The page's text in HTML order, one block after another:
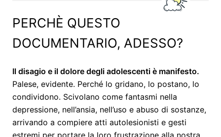
PERCHÈ QUESTO
DOCUMENTARIO, ADESSO?
Il disagio e il dolore degli adolescenti è manifesto.
Palese, evidente. Perché lo gridano, lo postano, lo
condividono. Scivolano come fantasmi nella
depressione, nell’ansia, nell’uso e abuso di sostanze,
arrivando a compiere atti autolesionisti e gesti
estremi per portare la loro frustrazione alla nostra